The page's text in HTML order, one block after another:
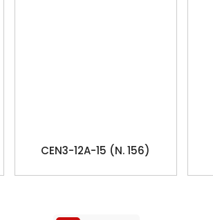
CEN3-12A-15 (N. 156)